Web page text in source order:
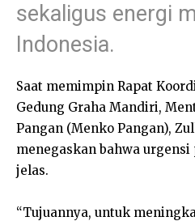
sekaligus energi
Indonesia.
Saat memimpin Rapat
Gedung Graha Mandiri,
Pangan (Menko Pangan),
menegaskan bahwa
jelas.
“Tujuannya, untuk